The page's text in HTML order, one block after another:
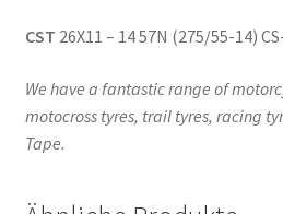
CST 26X11 – 14 57N (275/55-14)
We have a fantastic range of
motocross tyres, trail tyres, racing
Tape.